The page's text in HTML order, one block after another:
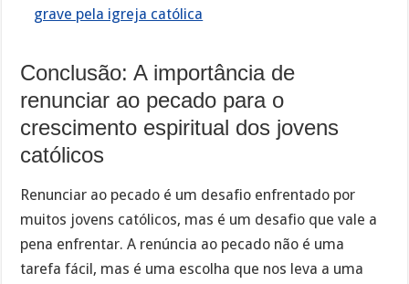
grave pela igreja católica
Conclusão: A importância de
renunciar ao pecado para o
crescimento espiritual dos jovens
católicos
Renunciar ao pecado é um desafio enfrentado por
muitos jovens católicos, mas é um desafio que vale a
pena enfrentar. A renúncia ao pecado não é uma
tarefa fácil, mas é uma escolha que nos leva a uma